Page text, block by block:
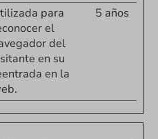
para
el
del
en su
en la
5 años